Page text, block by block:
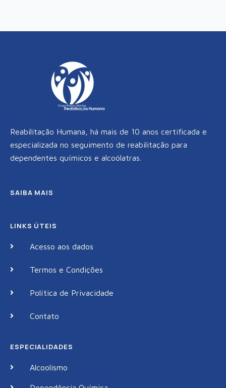
Reabilitação Humana, há mais de 10 anos certificada e
especializada no seguimento de reabilitação para
dependentes químicos e alcoólatras.
SAIBA MAIS
LINKS ÚTEIS
Acesso aos dados
Termos e Condições
Política de Privacidade
Contato
ESPECIALIDADES
Alcoolismo